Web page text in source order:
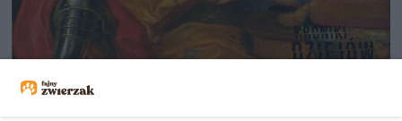
Dlaczego nikt nie chciał poślubić